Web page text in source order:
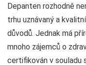
Depanten rozhodně
trhu uznávaný a
důvodů. Jednak má
mnoho zájemců o
certifikován v souladu